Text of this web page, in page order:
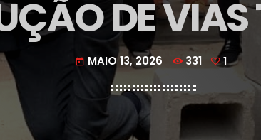
DE VIAS
today MAIO 13, 2026 331 1